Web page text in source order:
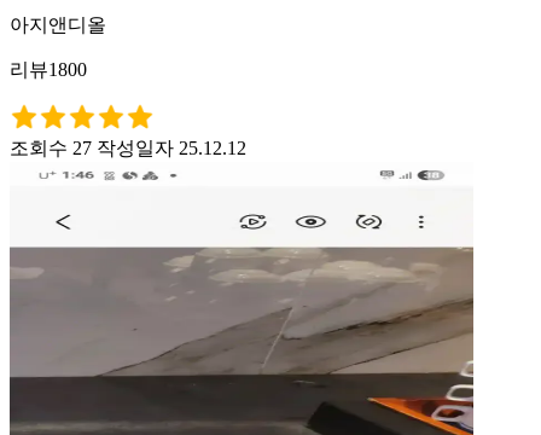
아지앤디올
리뷰1800
조회수 27 작성일자 25.12.12